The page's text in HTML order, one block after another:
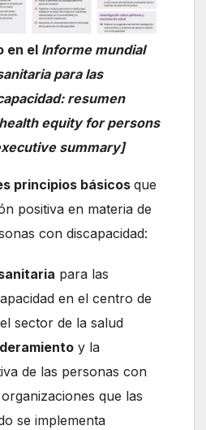
en el Informe mundial
para las
resumen
equity for persons
summary]
principios básicos que
positiva en materia de
con discapacidad:
para las
en el centro de
sector de la salud
y la
de las personas con
que las
se implementa